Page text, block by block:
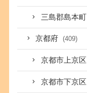
三島郡島本町
京都府 (409)
京都市上京区
京都市下京区